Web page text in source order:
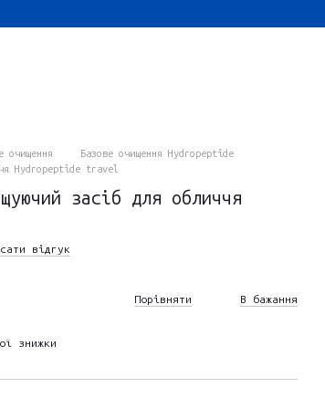
очищення
Базове очищення Hydropeptide
Hydropeptide travel
засіб для обличчя
відгук
Порівняти В бажання
знижки